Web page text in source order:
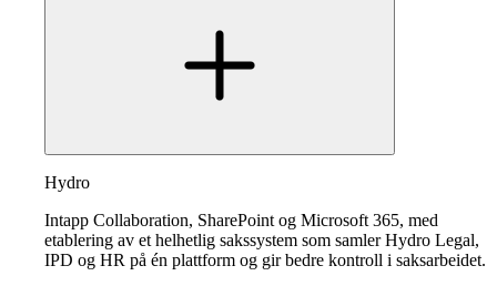
Hydro
Intapp Collaboration, SharePoint og Microsoft 365, med
etablering av et helhetlig sakssystem som samler Hydro Legal,
IPD og HR på én plattform og gir bedre kontroll i saksarbeidet.